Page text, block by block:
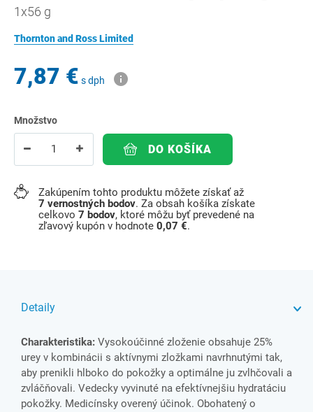
1x56 g
Thornton and Ross Limited
7,87 € s dph
Množstvo
DO KOŠÍKA
Zakúpením tohto produktu môžete získať až
7 vernostných bodov. Za obsah košíka získate
celkovo 7 bodov, ktoré môžu byť prevedené na
zľavový kupón v hodnote 0,07 €.
Detaily
Charakteristika: Vysokoúčinné zloženie obsahuje 25%
urey v kombinácii s aktívnymi zložkami navrhnutými tak,
aby prenikli hlboko do pokožky a optimálne ju zvlhčovali a
zvláčňovali. Vedecky vyvinuté na efektívnejšiu hydratáciu
pokožky. Medicínsky overený účinok. Obohatený o